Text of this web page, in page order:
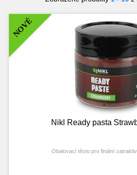
NOVÉ
Nikl Ready pasta
Obalovací těsto pro finální
Díky perfektní rozpustnosti a uvolňování